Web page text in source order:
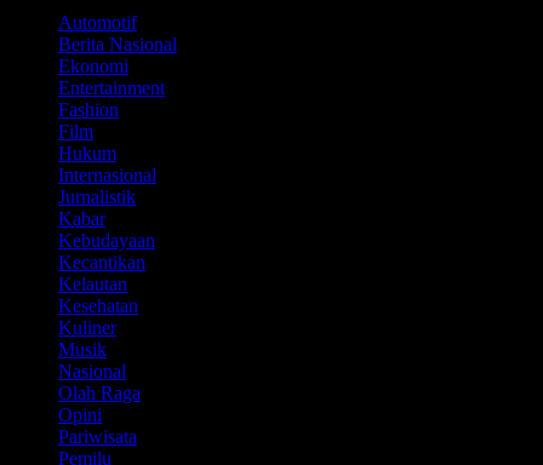
Automotif
Berita Nasional
Ekonomi
Entertainment
Fashion
Film
Hukum
Internasional
Jurnalistik
Kabar
Kebudayaan
Kecantikan
Kelautan
Kesehatan
Kuliner
Musik
Nasional
Olah Raga
Opini
Pariwisata
Pemilu